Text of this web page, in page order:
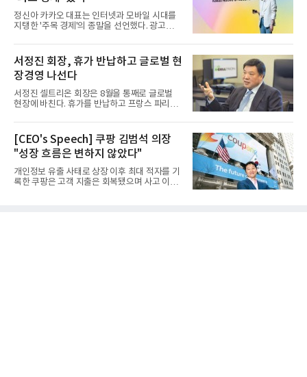
정신아 카카오 대표는 인터넷과 모바일 시대를
지탱한 '주목 경제'의 종말을 선언했다. 광고를
서정진 회장, 휴가 반납하고 글로벌 현
장경영 나선다
서정진 셀트리온 회장은 8월을 통째로 글로벌
현장에 바친다. 휴가를 반납하고 프랑스 파리에
[CEO's Speech] 쿠팡 김범석 의장
"성장 흐름은 변하지 않았다"
개인정보 유출 사태로 상장 이후 최대 적자를 기
록한 쿠팡은 고객 지출은 회복됐으며 사고 이전